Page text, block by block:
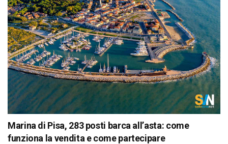
Marina di Pisa, 283 posti barca all’asta: come
funziona la vendita e come partecipare